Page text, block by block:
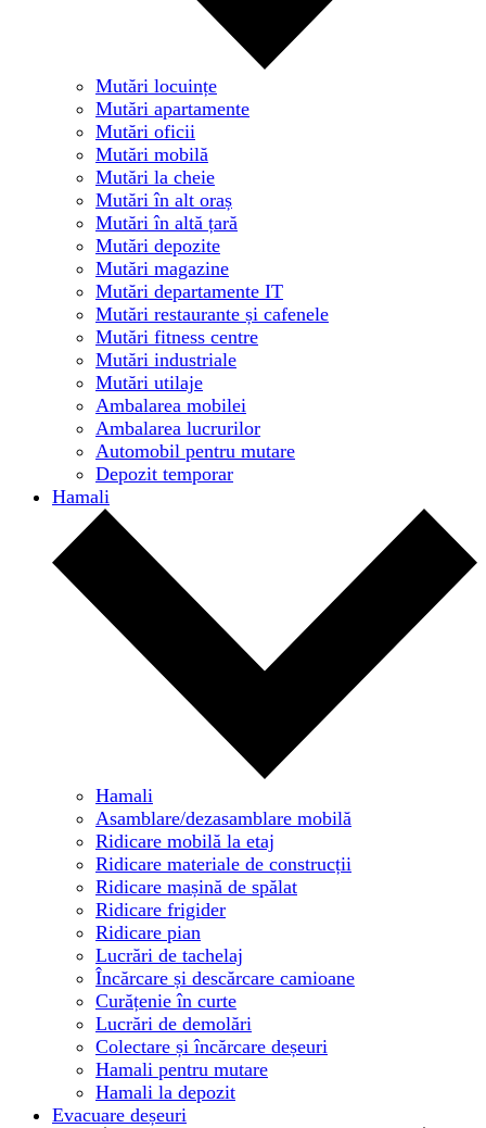
Mutări locuințe
Mutări apartamente
Mutări oficii
Mutări mobilă
Mutări la cheie
Mutări în alt oraș
Mutări în altă țară
Mutări depozite
Mutări magazine
Mutări departamente IT
Mutări restaurante și cafenele
Mutări fitness centre
Mutări industriale
Mutări utilaje
Ambalarea mobilei
Ambalarea lucrurilor
Automobil pentru mutare
Depozit temporar
Hamali
Hamali
Asamblare/dezasamblare mobilă
Ridicare mobilă la etaj
Ridicare materiale de construcții
Ridicare mașină de spălat
Ridicare frigider
Ridicare pian
Lucrări de tachelaj
Încărcare și descărcare camioane
Curățenie în curte
Lucrări de demolări
Colectare și încărcare deșeuri
Hamali pentru mutare
Hamali la depozit
Evacuare deșeuri